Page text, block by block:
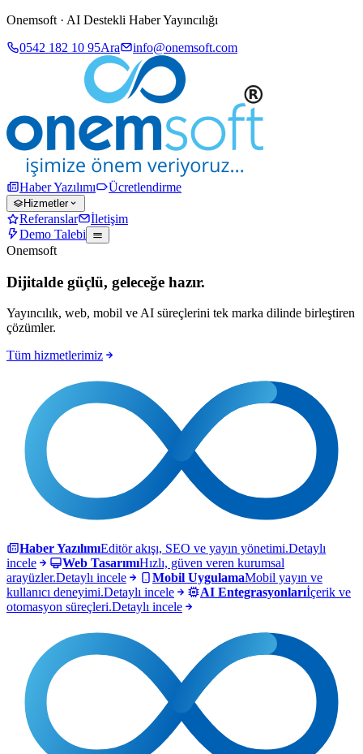
Onemsoft · AI Destekli Haber Yayıncılığı
0542 182 10 95Ara info@onemsoft.com
Haber Yazılımı Ücretlendirme
Hizmetler
Referanslar
İletişim
Demo Talebi
Onemsoft
Dijitalde güçlü, geleceğe hazır.
Yayıncılık, web, mobil ve AI süreçlerini tek marka dilinde birleştiren
çözümler.
Tüm hizmetlerimiz
Haber YazılımıEditör akışı, SEO ve yayın yönetimi.Detaylı
incele
Web TasarımıHızlı, güven veren kurumsal
arayüzler.Detaylı incele Mobil UygulamaMobil yayın ve
kullanıcı deneyimi.Detaylı incele AI Entegrasyonlarıİçerik ve
otomasyon süreçleri.Detaylı incele